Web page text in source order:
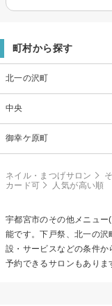
町村から探す
北一の沢町
中央
御幸ケ原町
ネイル・まつげサロン
カード可
人気が高い順
宇都宮市のその他メニュー
能です。下戸祭、北一の
設・サービスなどの条件
予約できるサロンもありま